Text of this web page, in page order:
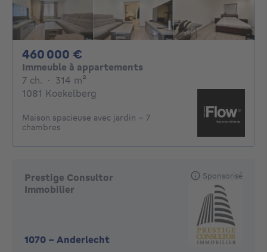
460 000 €
Immeuble à appartements
7 ch. 7 chambres
· 314 m²
1081 Koekelberg
Maison spacieuse avec jardin – 7
chambres
Prestige Consultor
Immobilier
1070 - Anderlecht
Sponsorisé